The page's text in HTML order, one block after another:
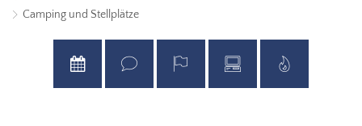
Camping und Stellplätze